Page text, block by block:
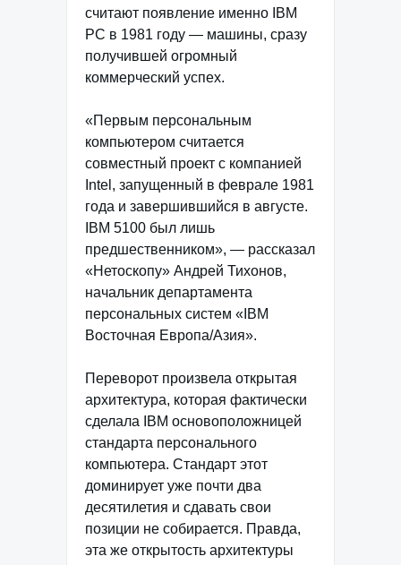
считают появление именно IBM
PC в 1981 году — машины, сразу
получившей огромный
коммерческий успех.
«Первым персональным
компьютером считается
совместный проект с компанией
Intel, запущенный в феврале 1981
года и завершившийся в августе.
IBM 5100 был лишь
предшественником», — рассказал
«Нетоскопу» Андрей Тихонов,
начальник департамента
персональных систем «IBM
Восточная Европа/Азия».
Переворот произвела открытая
архитектура, которая фактически
сделала IBM основоположницей
стандарта персонального
компьютера. Стандарт этот
доминирует уже почти два
десятилетия и сдавать свои
позиции не собирается. Правда,
эта же открытость архитектуры